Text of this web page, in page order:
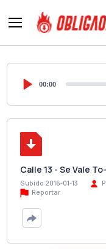
00:00
Calle 13 - Se Vale
Subido 2016-01-13
Reportar